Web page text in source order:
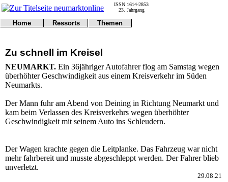
Zu schnell im Kreisel
NEUMARKT. Ein 36jähriger Autofahrer flog am Samstag wegen
überhöhter Geschwindigkeit aus einem Kreisverkehr im Süden
Neumarkts.
Der Mann fuhr am Abend von Deining in Richtung Neumarkt und
kam beim Verlassen des Kreisverkehrs wegen überhöhter
Geschwindigkeit mit seinem Auto ins Schleudern.
Der Wagen krachte gegen die Leitplanke. Das Fahrzeug war nicht
mehr fahrbereit und musste abgeschleppt werden. Der Fahrer blieb
unverletzt.
29.08.21
ISSN 1614-2853
23. Jahrgang
Home
Notfall
Impressum
Ressorts
Wirtschaft
Sport
Polizei
Themen
Gericht
Online
Gesundheit
Statistiken
@NM
Freizeit
Schule
Eilmeldungen